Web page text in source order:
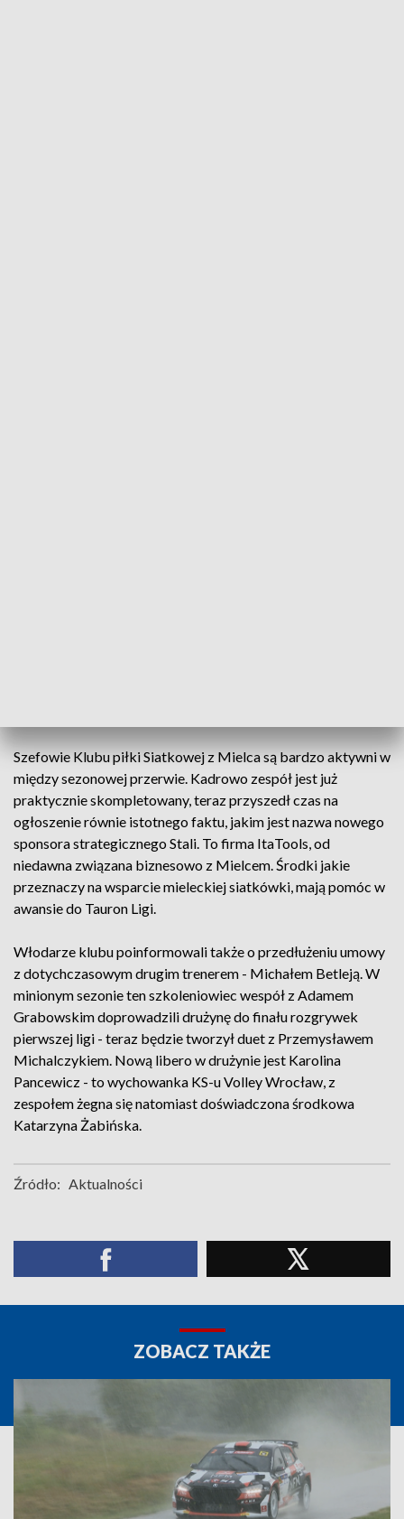
Szefowie Klubu piłki Siatkowej z Mielca są bardzo aktywni w
między sezonowej przerwie. Kadrowo zespół jest już
praktycznie skompletowany, teraz przyszedł czas na
ogłoszenie równie istotnego faktu, jakim jest nazwa nowego
sponsora strategicznego Stali. To firma ItaTools, od
niedawna związana biznesowo z Mielcem. Środki jakie
przeznaczy na wsparcie mieleckiej siatkówki, mają pomóc w
awansie do Tauron Ligi.
Włodarze klubu poinformowali także o przedłużeniu umowy
z dotychczasowym drugim trenerem - Michałem Betleją. W
minionym sezonie ten szkoleniowiec wespół z Adamem
Grabowskim doprowadzili drużynę do finału rozgrywek
pierwszej ligi - teraz będzie tworzył duet z Przemysławem
Michalczykiem. Nową libero w drużynie jest Karolina
Pancewicz - to wychowanka KS-u Volley Wrocław, z
zespołem żegna się natomiast doświadczona środkowa
Katarzyna Żabińska.
Źródło: Aktualności
ZOBACZ TAKŻE